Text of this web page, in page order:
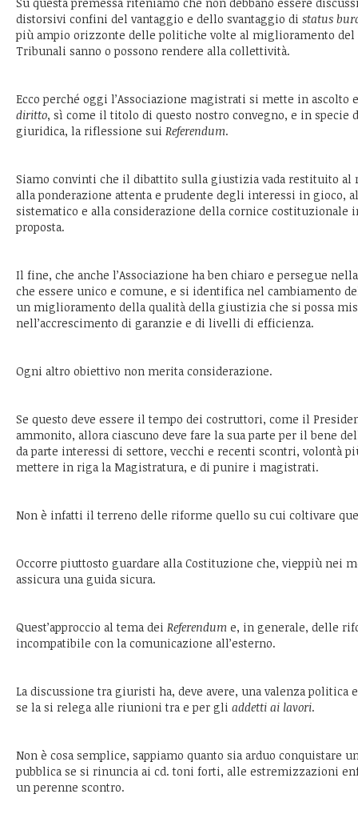
distorsivi confini del vantaggio e dello svantaggio di status
più ampio orizzonte delle politiche volte al miglioramento del
Tribunali sanno o possono rendere alla collettività.
Ecco perché oggi l’Associazione magistrati si mette in ascolto
diritto, sì come il titolo di questo nostro convegno, e in specie
giuridica, la riflessione sui Referendum.
Siamo convinti che il dibattito sulla giustizia vada restituito al
alla ponderazione attenta e prudente degli interessi in gioco,
sistematico e alla considerazione della cornice costituzionale
proposta.
Il fine, che anche l’Associazione ha ben chiaro e persegue
che essere unico e comune, e si identifica nel cambiamento
un miglioramento della qualità della giustizia che si possa
nell’accrescimento di garanzie e di livelli di efficienza.
Ogni altro obiettivo non merita considerazione.
Se questo deve essere il tempo dei costruttori, come il
ammonito, allora ciascuno deve fare la sua parte per il bene
da parte interessi di settore, vecchi e recenti scontri, volontà
mettere in riga la Magistratura, e di punire i magistrati.
Non è infatti il terreno delle riforme quello su cui coltivare
Occorre piuttosto guardare alla Costituzione che, vieppiù nei
assicura una guida sicura.
Quest’approccio al tema dei Referendum e, in generale, delle
incompatibile con la comunicazione all’esterno.
La discussione tra giuristi ha, deve avere, una valenza politica
se la si relega alle riunioni tra e per gli addetti ai lavori.
Non è cosa semplice, sappiamo quanto sia arduo conquistare
pubblica se si rinuncia ai cd. toni forti, alle estremizzazioni
un perenne scontro.